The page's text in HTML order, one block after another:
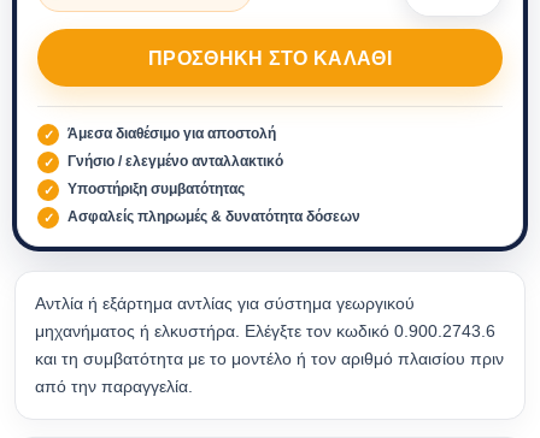
Αντλία ή εξάρτημα αντλίας για σύστημα γεωργικού
μηχανήματος ή ελκυστήρα. Ελέγξτε τον κωδικό 0.900.2743.6
και τη συμβατότητα με το μοντέλο ή τον αριθμό πλαισίου πριν
από την παραγγελία.
ΠΡΟΣΘΉΚΗ ΣΤΟ ΚΑΛΆΘΙ
Άμεσα διαθέσιμο για αποστολή
Γνήσιο / ελεγμένο ανταλλακτικό
Υποστήριξη συμβατότητας
Ασφαλείς πληρωμές & δυνατότητα δόσεων